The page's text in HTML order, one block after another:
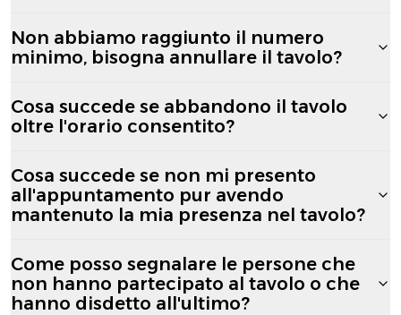
Non abbiamo raggiunto il numero
minimo, bisogna annullare il tavolo?
Cosa succede se abbandono il tavolo
oltre l'orario consentito?
Cosa succede se non mi presento
all'appuntamento pur avendo
mantenuto la mia presenza nel tavolo?
Come posso segnalare le persone che
non hanno partecipato al tavolo o che
hanno disdetto all'ultimo?